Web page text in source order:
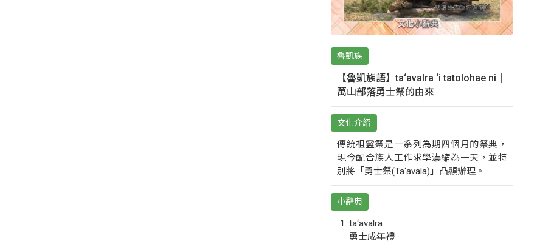
魯凱族
【魯凱族語】ta‘avalra ‘i tatolohae ni｜
萬山部落勇士祭的由來
文化介紹
傳統祖靈祭是一系列為期四個月的祭典，
現今配合族人工作求學濃縮為一天，並特
別將「勇士祭(Ta‘avala)」凸顯辦理。
小辭典
ta‘avalra
勇士成年禮